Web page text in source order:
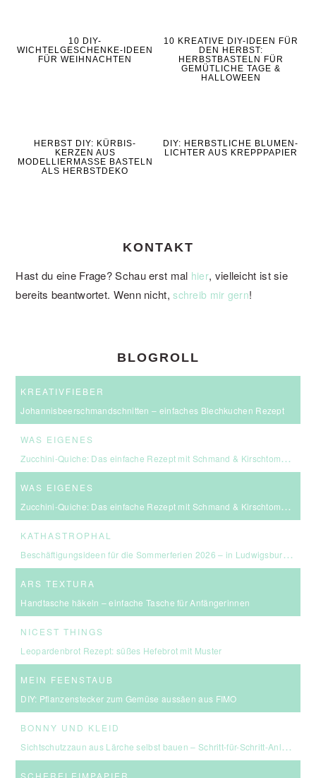
10 DIY-
WICHTELGESCHENKE-IDEEN
FÜR WEIHNACHTEN
10 KREATIVE DIY-IDEEN FÜR
DEN HERBST:
HERBSTBASTELN FÜR
GEMÜTLICHE TAGE &
HALLOWEEN
HERBST DIY: KÜRBIS-
KERZEN AUS
MODELLIERMASSE BASTELN
ALS HERBSTDEKO
DIY: HERBSTLICHE BLUMEN-
LICHTER AUS KREPPPAPIER
KONTAKT
Hast du eine Frage? Schau erst mal hier, vielleicht ist sie
bereits beantwortet. Wenn nicht,schreib mir gern!
BLOGROLL
KREATIVFIEBER
Johannisbeerschmandschnitten – einfaches Blechkuchen Rezept
WAS EIGENES
Zucchini-Quiche: Das einfache Rezept mit Schmand & Kirschtomaten
WAS EIGENES
Zucchini-Quiche: Das einfache Rezept mit Schmand & Kirschtomaten
KATHASTROPHAL
Beschäftigungsideen für die Sommerferien 2026 – in Ludwigsburg, Stuttgart & Umgebung
ARS TEXTURA
Handtasche häkeln – einfache Tasche für Anfängerinnen
NICEST THINGS
Leopardenbrot Rezept: süßes Hefebrot mit Muster
MEIN FEENSTAUB
DIY: Pflanzenstecker zum Gemüse aussäen aus FIMO
BONNY UND KLEID
Sichtschutzzaun aus Lärche selbst bauen – Schritt-für-Schritt-Anleitung & Kosten
SCHERELEIMPAPIER